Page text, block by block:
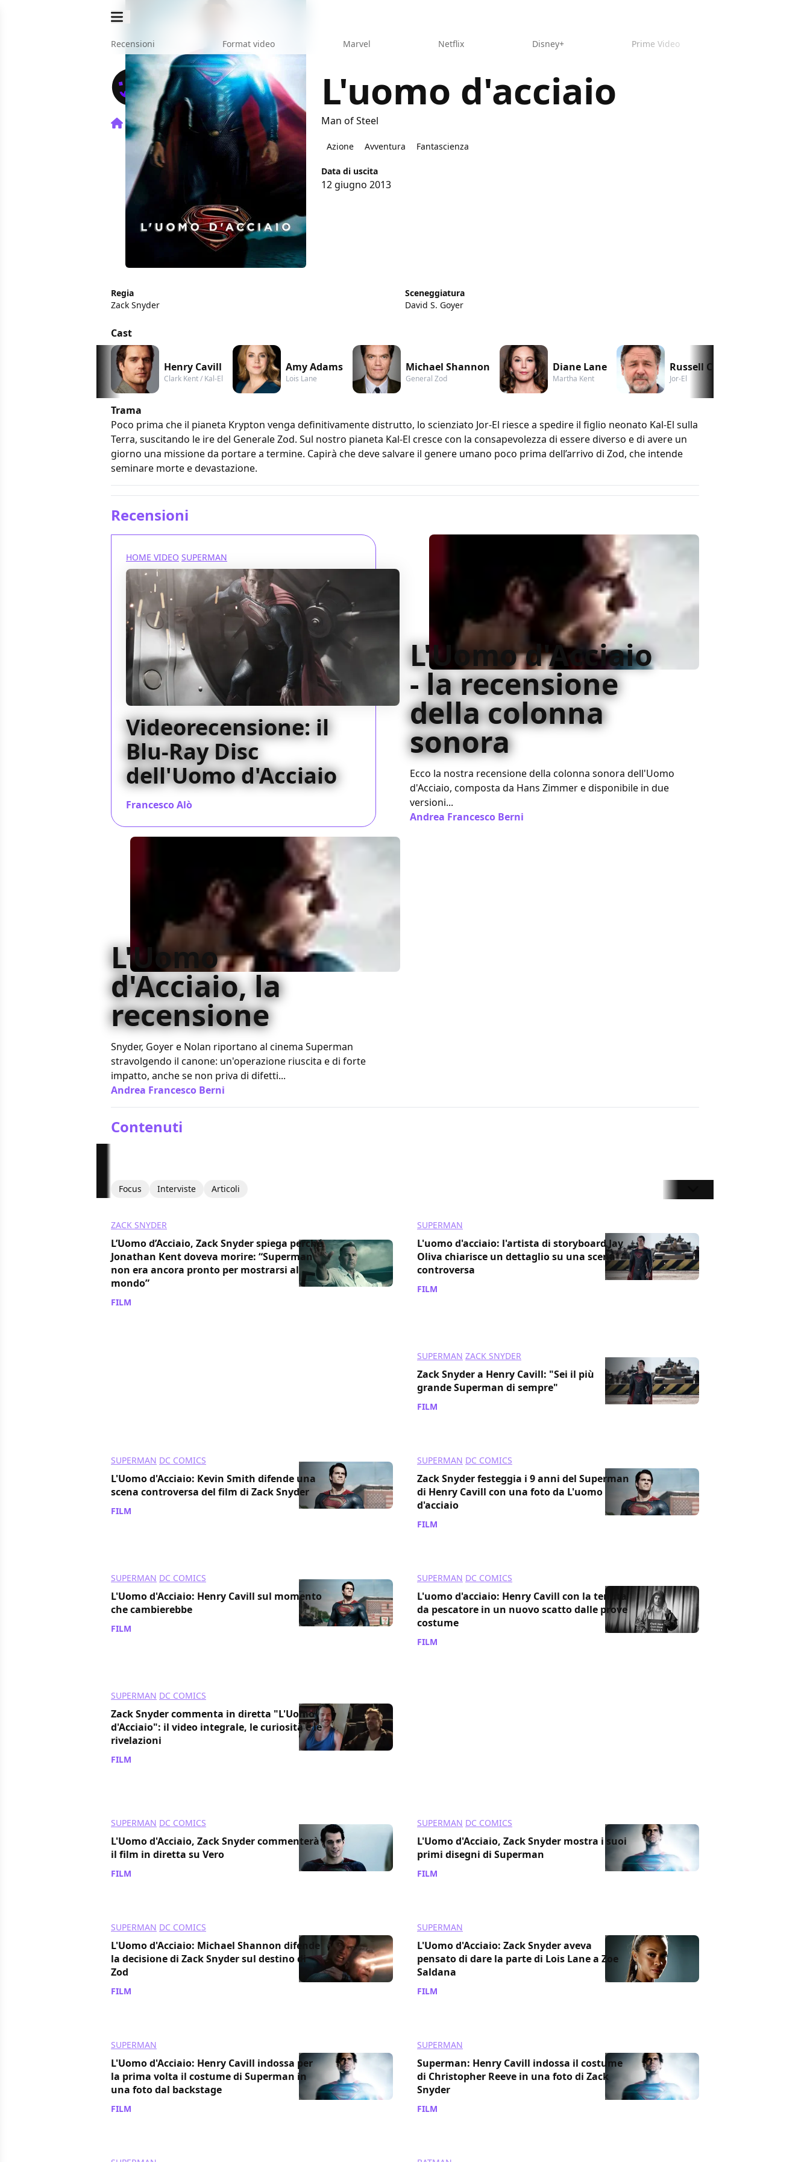
Recensioni Format video Marvel Netflix Disney+ Prime Video
Home Film L'Uomo d'Acciaio
L'uomo d'acciaio
Man of Steel
Azione Avventura Fantascienza
Data di uscita
12 giugno 2013
Regia
Zack Snyder
Sceneggiatura
David S. Goyer
Cast
Henry Cavill
Clark Kent / Kal-El
Amy Adams
Lois Lane
Michael Shannon
General Zod
Diane Lane
Martha Kent
Russell Crowe
Jor-El
Trama
Poco prima che il pianeta Krypton venga definitivamente distrutto, lo scienziato Jor-El riesce a spedire il figlio neonato Kal-El sulla
Terra, suscitando le ire del Generale Zod. Sul nostro pianeta Kal-El cresce con la consapevolezza di essere diverso e di avere un
giorno una missione da portare a termine. Capirà che deve salvare il genere umano poco prima dell’arrivo di Zod, che intende
seminare morte e devastazione.
Recensioni
HOME VIDEO SUPERMAN
Videorecensione: il
Blu-Ray Disc
dell'Uomo d'Acciaio
Francesco Alò
L'Uomo d'Acciaio
- la recensione
della colonna
sonora
Ecco la nostra recensione della colonna sonora dell'Uomo
d'Acciaio, composta da Hans Zimmer e disponibile in due
versioni...
Andrea Francesco Berni
L'Uomo
d'Acciaio, la
recensione
Snyder, Goyer e Nolan riportano al cinema Superman
stravolgendo il canone: un'operazione riuscita e di forte
impatto, anche se non priva di difetti...
Andrea Francesco Berni
Contenuti
Focus Interviste Articoli
ZACK SNYDER
L’Uomo d’Acciaio, Zack Snyder spiega perché
Jonathan Kent doveva morire: “Superman
non era ancora pronto per mostrarsi al
mondo”
FILM
SUPERMAN
L'uomo d'acciaio: l'artista di storyboard Jay
Oliva chiarisce un dettaglio su una scena
controversa
FILM
SUPERMAN ZACK SNYDER
Zack Snyder a Henry Cavill: "Sei il più
grande Superman di sempre"
FILM
SUPERMAN DC COMICS
L'Uomo d'Acciaio: Kevin Smith difende una
scena controversa del film di Zack Snyder
FILM
SUPERMAN DC COMICS
Zack Snyder festeggia i 9 anni del Superman
di Henry Cavill con una foto da L'uomo
d'acciaio
FILM
SUPERMAN DC COMICS
L'Uomo d'Acciaio: Henry Cavill sul momento
che cambierebbe
FILM
SUPERMAN DC COMICS
L'uomo d'acciaio: Henry Cavill con la tenuta
da pescatore in un nuovo scatto dalle prove
costume
FILM
SUPERMAN DC COMICS
Zack Snyder commenta in diretta "L'Uomo
d'Acciaio": il video integrale, le curiosità e le
rivelazioni
FILM
SUPERMAN DC COMICS
L'Uomo d'Acciaio, Zack Snyder commenterà
il film in diretta su Vero
FILM
SUPERMAN DC COMICS
L'Uomo d'Acciaio, Zack Snyder mostra i suoi
primi disegni di Superman
FILM
SUPERMAN DC COMICS
L'Uomo d'Acciaio: Michael Shannon difende
la decisione di Zack Snyder sul destino di
Zod
FILM
SUPERMAN
L'Uomo d'Acciaio: Zack Snyder aveva
pensato di dare la parte di Lois Lane a Zoe
Saldana
FILM
SUPERMAN
L'Uomo d'Acciaio: Henry Cavill indossa per
la prima volta il costume di Superman in
una foto dal backstage
FILM
SUPERMAN
Superman: Henry Cavill indossa il costume
di Christopher Reeve in una foto di Zack
Snyder
FILM